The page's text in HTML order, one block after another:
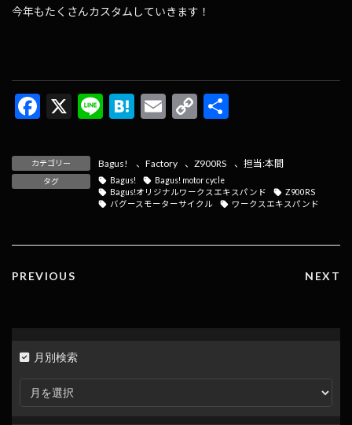
今年もたくさんカスタムしていきます！
F
e
b
X
Li
e
H
e
n
a
E
ai
l
C
p
y
Li
カテゴリー Bagus! 、 Factory 、Z900RS 、 担当:本間
タグ Bagus!
Bagus! motor cycle
Bagus!オリジナルワークスエキスパンド
Z900RS
バグースモーターサイクル
ワークスエキスパンド
PREVIOUS NEXT
月別検索
月
検